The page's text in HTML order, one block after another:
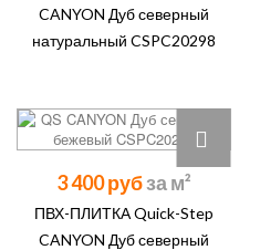
CANYON Дуб северный
натуральный CSPC20298
3 400 руб
ПВХ-ПЛИТКА Quick-Step
CANYON Дуб северный